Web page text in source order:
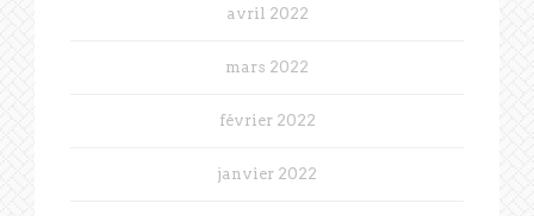
avril 2022
mars 2022
février 2022
janvier 2022